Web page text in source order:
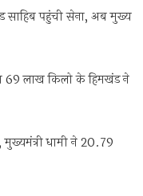
साहिब पहुंची सेना, अब मुख्य
69 लाख किलो के हिमखंड ने
धामी ने 20.79